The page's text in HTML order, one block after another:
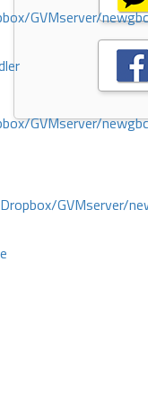
GVMserver/
GVMserver/
GVMserver/